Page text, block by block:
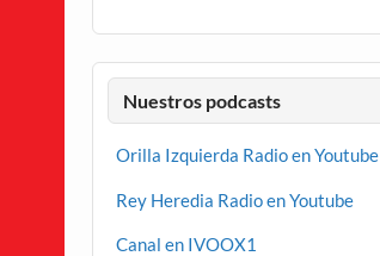
Nuestros podcasts
Orilla Izquierda Radio en Youtube
Rey Heredia Radio en Youtube
Canal en IVOOX1